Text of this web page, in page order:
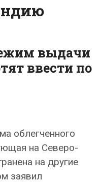
выдачи
ввести по
облегченного
на Северо-
на другие
заявил